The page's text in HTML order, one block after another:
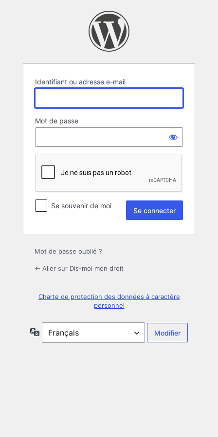
Identifiant ou adresse e-mail
Mot de passe
Se souvenir de moi
Mot de passe oublié ?
← Aller sur Dis-moi mon droit
Charte de protection des données à caractère
personnel
Langue